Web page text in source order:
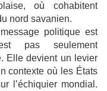
où cohabitent
nord savanien.
politique est
pas seulement
Elle devient un levier
contexte où les États
l’échiquier mondial.